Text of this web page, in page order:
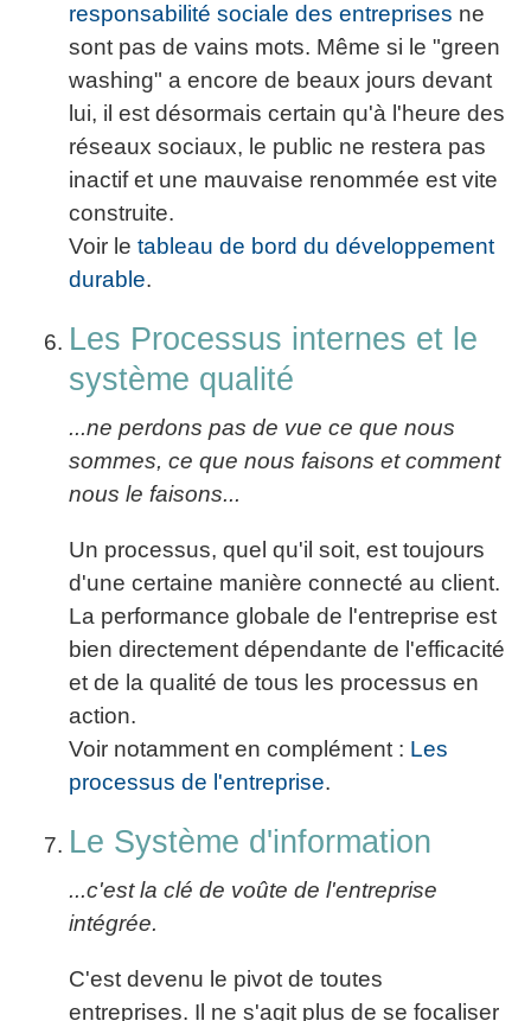
responsabilité sociale des entreprises ne
sont pas de vains mots. Même si le "green
washing" a encore de beaux jours devant
lui, il est désormais certain qu'à l'heure des
réseaux sociaux, le public ne restera pas
inactif et une mauvaise renommée est vite
construite.
Voir le tableau de bord du développement
durable.
Les Processus internes et le
système qualité
...ne perdons pas de vue ce que nous
sommes, ce que nous faisons et comment
nous le faisons...
Un processus, quel qu'il soit, est toujours
d'une certaine manière connecté au client.
La performance globale de l'entreprise est
bien directement dépendante de l'efficacité
et de la qualité de tous les processus en
action.
Voir notamment en complément : Les
processus de l'entreprise.
Le Système d'information
...c'est la clé de voûte de l'entreprise
intégrée.
C'est devenu le pivot de toutes
entreprises. Il ne s'agit plus de se focaliser